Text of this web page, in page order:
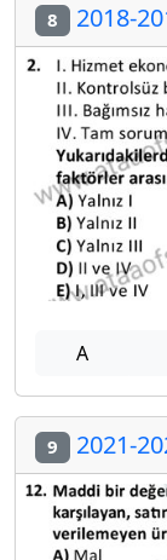
8 2018-
A
9 2021-